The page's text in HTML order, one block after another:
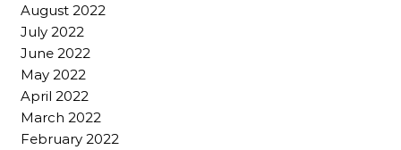
August 2022
July 2022
June 2022
May 2022
April 2022
March 2022
February 2022